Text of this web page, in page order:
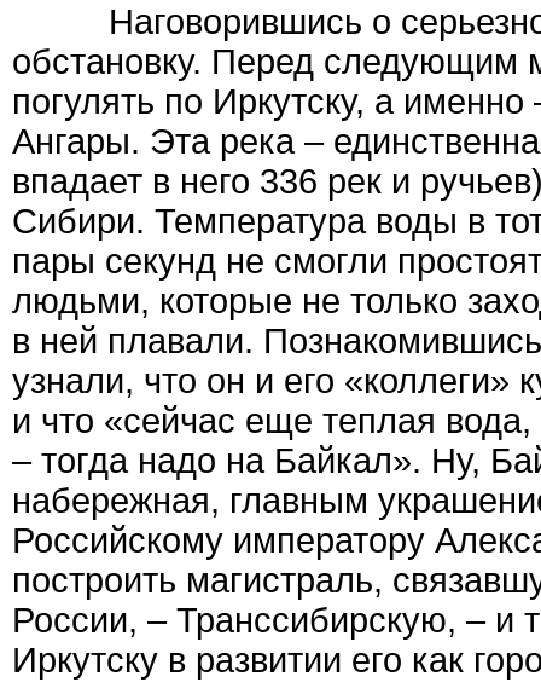
Наговорившись о
обстановку. Перед следующим
погулять по Иркутску, а
Ангары. Эта река –
впадает в него 336 рек и
Сибири. Температура воды в
пары секунд не смогли
людьми, которые не только
в ней плавали.
узнали, что он и его «коллеги»
и что «сейчас еще теплая
– тогда надо на Байкал». Ну,
набережная, главным
Российскому императору
построить магистраль,
России, – Транссибирскую, – и
Иркутску в развитии его как